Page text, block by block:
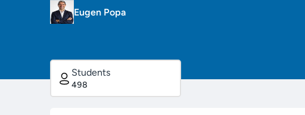
Eugen Popa
Students
498